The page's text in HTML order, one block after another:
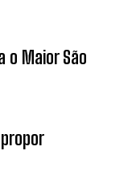
o Maior São